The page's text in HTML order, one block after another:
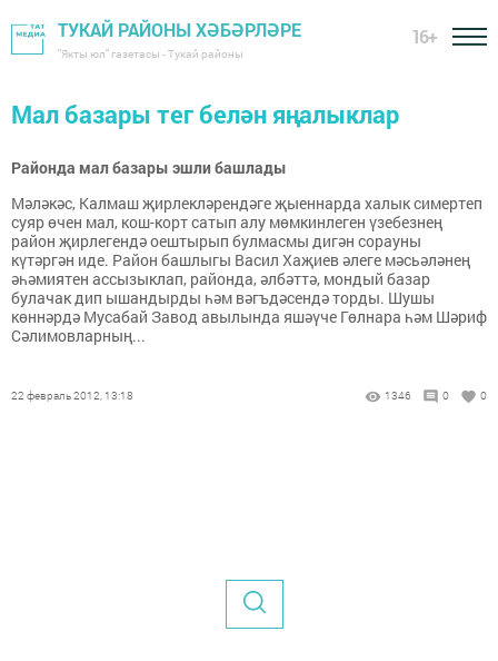
ТУКАЙ РАЙОНЫ ХӘБӘРЛӘРЕ
"Якты юл" газетасы - Тукай районы
16+
Мал базары тег белән яңалыклар
Районда мал базары эшли башлады
Мәләкәс, Калмаш җирлекләрендәге җыеннарда халык симертеп
суяр өчен мал, кош-корт сатып алу мөмкинлеген үзебезнең
район җирлегендә оештырып булмасмы дигән сорауны
күтәргән иде. Район башлыгы Васил Хаҗиев әлеге мәсьәләнең
әһәмиятен ассызыклап, районда, әлбәттә, мондый базар
булачак дип ышандырды һәм вәгъдәсендә торды. Шушы
көннәрдә Мусабай Завод авылында яшәүче Гөлнара һәм Шәриф
Сәлимовларның...
22 февраль 2012, 13:18 1346 0 0